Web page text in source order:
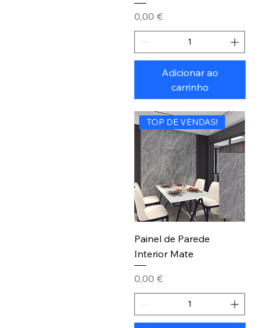
Preço
0,00 €
Adicionar ao
carrinho
TOP DE VENDAS!
Painel de Parede
Interior Mate
Preço
0,00 €